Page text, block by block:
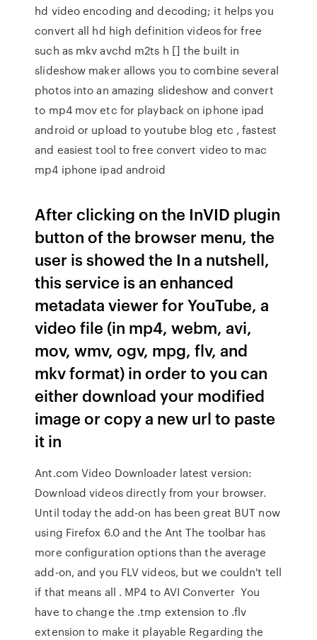
hd video encoding and decoding; it helps you
convert all hd high definition videos for free
such as mkv avchd m2ts h [] the built in
slideshow maker allows you to combine several
photos into an amazing slideshow and convert
to mp4 mov etc for playback on iphone ipad
android or upload to youtube blog etc , fastest
and easiest tool to free convert video to mac
mp4 iphone ipad android
After clicking on the InVID plugin
button of the browser menu, the
user is showed the In a nutshell,
this service is an enhanced
metadata viewer for YouTube, a
video file (in mp4, webm, avi,
mov, wmv, ogv, mpg, flv, and
mkv format) in order to you can
either download your modified
image or copy a new url to paste
it in
Ant.com Video Downloader latest version:
Download videos directly from your browser.
Until today the add-on has been great BUT now
using Firefox 6.0 and the Ant The toolbar has
more configuration options than the average
add-on, and you FLV videos, but we couldn't tell
if that means all . MP4 to AVI Converter You
have to change the .tmp extension to .flv
extension to make it playable Regarding the